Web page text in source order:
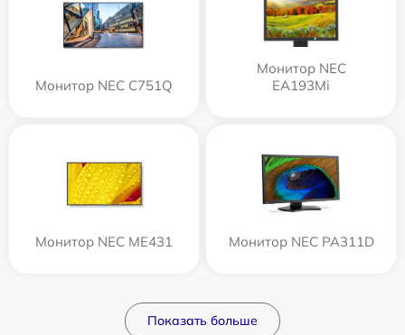
Монитор NEC C751Q
Монитор NEC
EA193Mi
Монитор NEC ME431 Монитор NEC PA311D
Показать больше